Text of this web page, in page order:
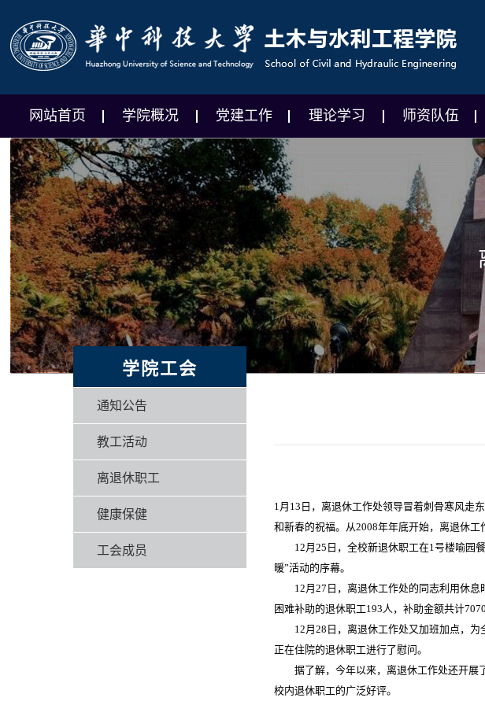
网站首页 学院概况 党建工作 理论学习 师资队伍
学院工会
通知公告
教工活动
离退休职工
健康保健
工会成员
1月13日，离退休工作处领导冒着刺骨寒风走
和新春的祝福。从2008年年底开始，离退休工
12月25日，全校新退休职工在1号楼喻园
暖”活动的序幕。
12月27日，离退休工作处的同志利用休
困难补助的退休职工193人，补助金额共计
12月28日，离退休工作处又加班加点，
正在住院的退休职工进行了慰问。
据了解，今年以来，离退休工作处还开展
校内退休职工的广泛好评。